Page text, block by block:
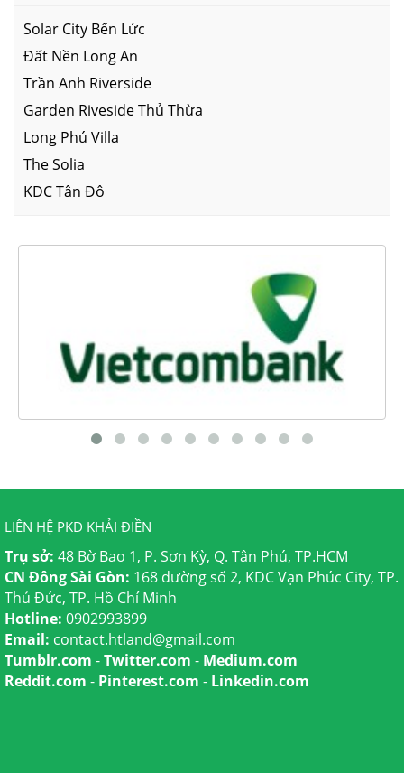
Solar City Bến Lức
Đất Nền Long An
Trần Anh Riverside
Garden Riveside Thủ Thừa
Long Phú Villa
The Solia
KDC Tân Đô
LIÊN HỆ PKD KHẢI ĐIỀN
Trụ sở: 48 Bờ Bao 1, P. Sơn Kỳ, Q. Tân Phú, TP.HCM
CN Đông Sài Gòn: 168 đường số 2, KDC Vạn Phúc City, TP.
Thủ Đức, TP. Hồ Chí Minh
Hotline: 0902993899
Email: contact.htland@gmail.com
Tumblr.com -Twitter.com - Medium.com
Reddit.com - Pinterest.com - Linkedin.com